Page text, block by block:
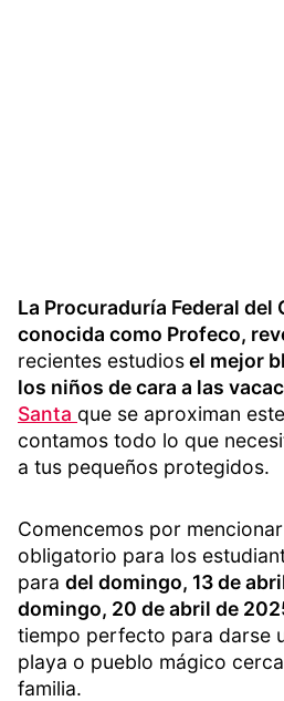
La Procuraduría Federal
conocida como Profeco,
recientes estudiosel mejor
los niños de cara a las
Santa que se aproximan este
contamos todo lo que
a tus pequeños protegidos.
Comencemos por
obligatorio para los
para del domingo, 13 de
domingo, 20 de abril de
tiempo perfecto para darse
playa o pueblo mágico
familia.